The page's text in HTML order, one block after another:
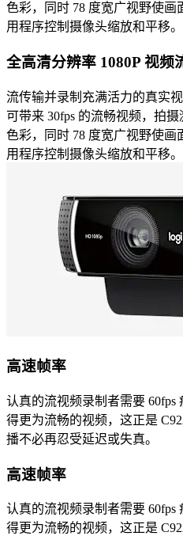
色彩，同时 78 度宽广视野使
用程序控制摄像头缩放和平移。
全高清分辨率 1080P 视频
流传输并录制充满活力的真实
可带来 30fps 的流畅视频，拍
色彩，同时 78 度宽广视野使
用程序控制摄像头缩放和平移。
高速帧率
认真的流视频录制者需要 60fps
得更为流畅的视频，这正是
播不必再忍受延迟或失真。
高速帧率
认真的流视频录制者需要 60fps
得更为流畅的视频，这正是